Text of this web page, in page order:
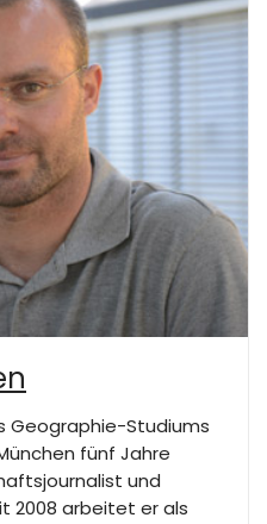
Geographie-Studiums
fünf Jahre
und
2008 arbeitet er als